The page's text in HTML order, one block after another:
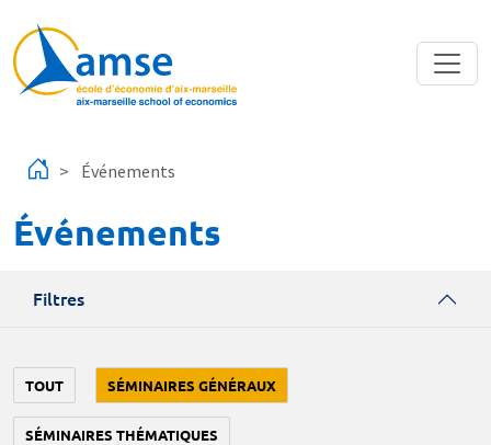
Événements
Événements
Filtres
TOUT SÉMINAIRES GÉNÉRAUX
SÉMINAIRES THÉMATIQUES